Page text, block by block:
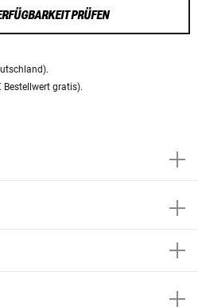
PRÜFEN
Bestellwert gratis).